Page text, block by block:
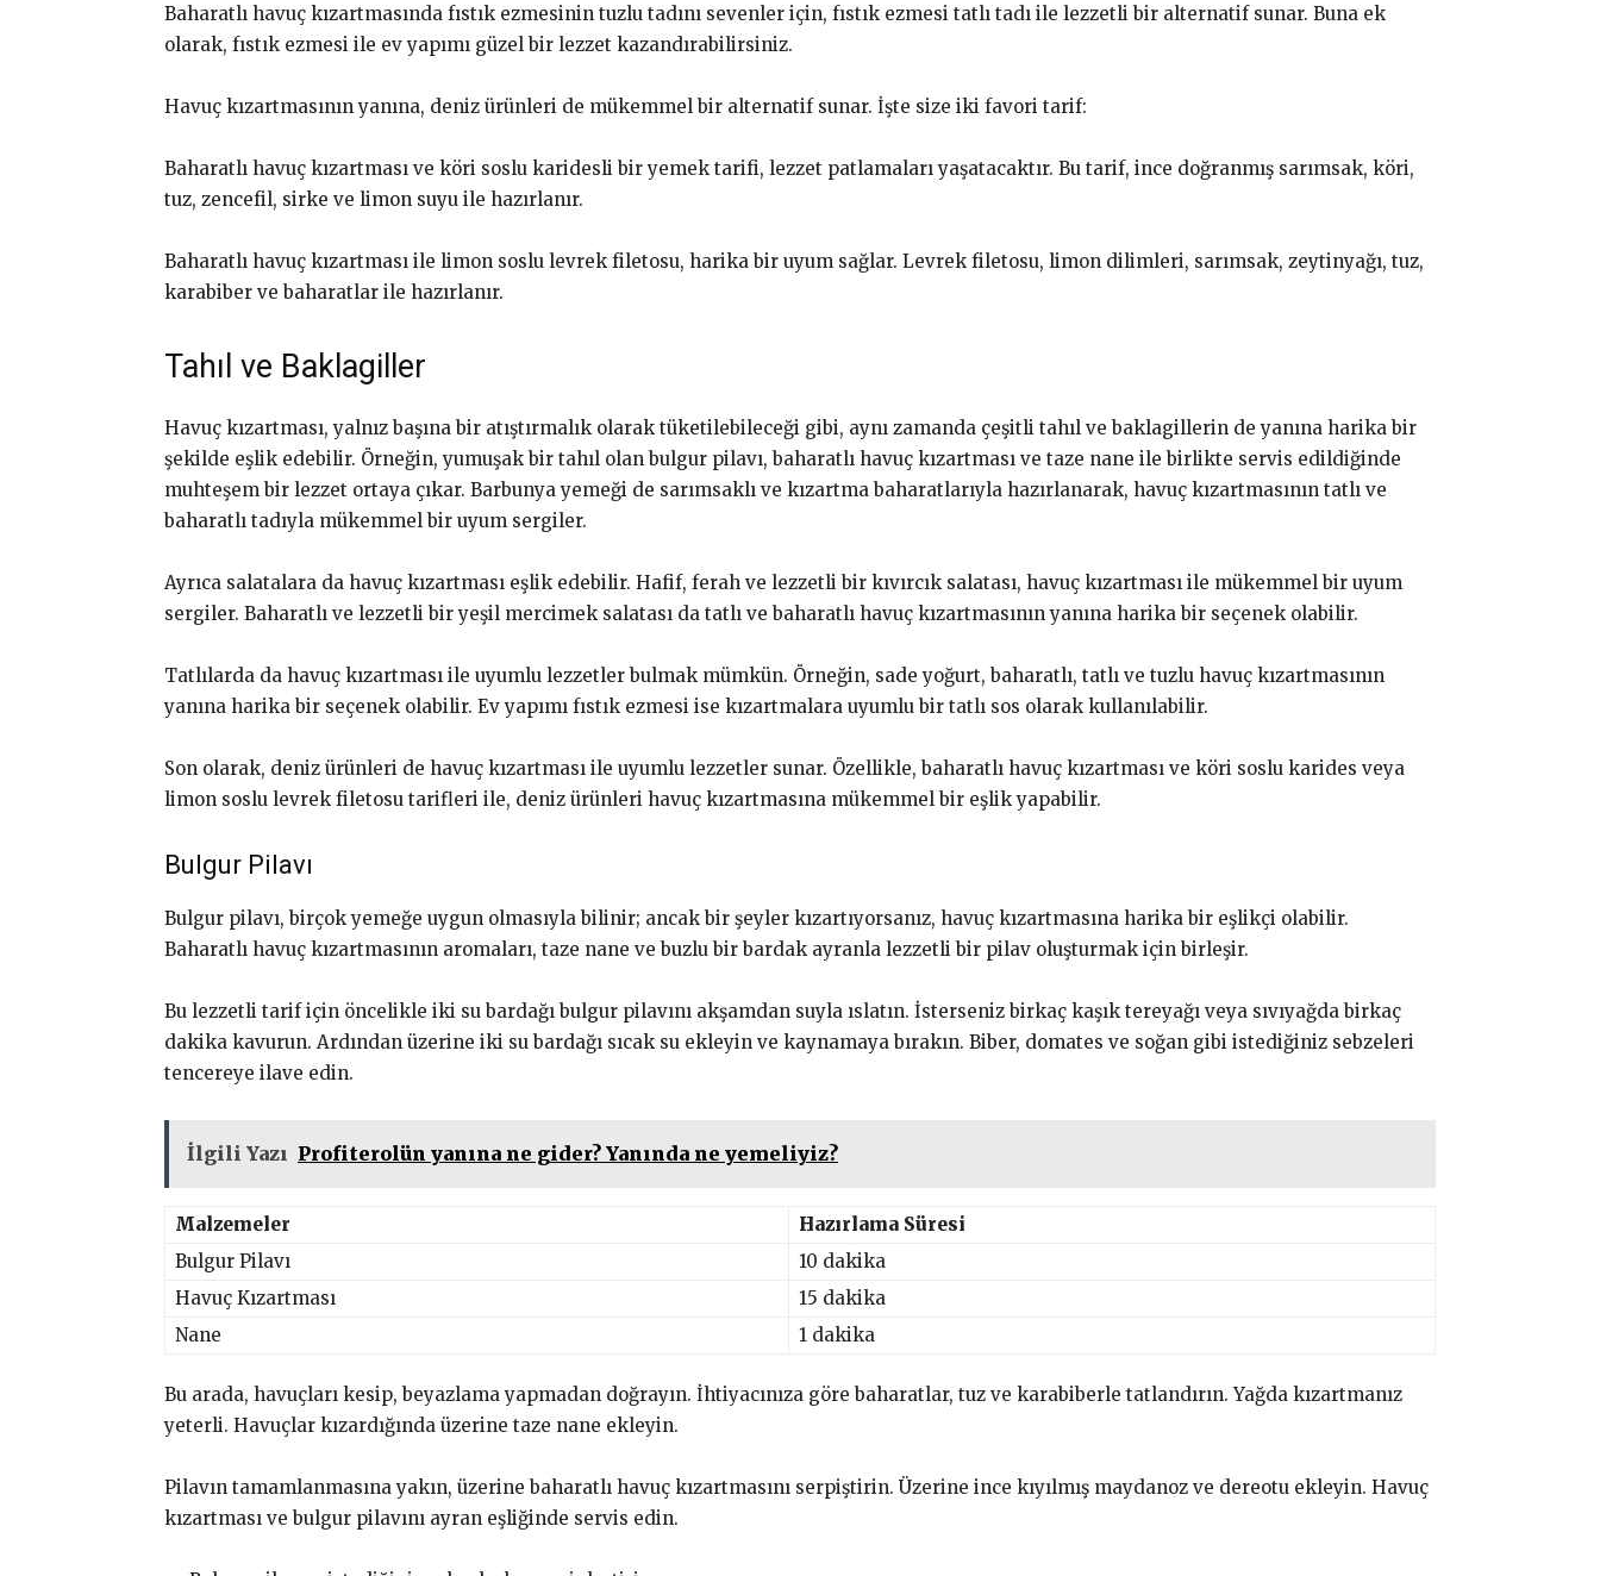
Baharatlı havuç kızartmasında fıstık ezmesinin tuzlu tadını sevenler için, fıstık ezmesi tatlı tadı ile lezzetli bir alternatif sunar. Buna ek
olarak, fıstık ezmesi ile ev yapımı güzel bir lezzet kazandırabilirsiniz.
Havuç kızartmasının yanına, deniz ürünleri de mükemmel bir alternatif sunar. İşte size iki favori tarif:
Baharatlı havuç kızartması ve köri soslu karidesli bir yemek tarifi, lezzet patlamaları yaşatacaktır. Bu tarif, ince doğranmış sarımsak, köri,
tuz, zencefil, sirke ve limon suyu ile hazırlanır.
Baharatlı havuç kızartması ile limon soslu levrek filetosu, harika bir uyum sağlar. Levrek filetosu, limon dilimleri, sarımsak, zeytinyağı, tuz,
karabiber ve baharatlar ile hazırlanır.
Tahıl ve Baklagiller
Havuç kızartması, yalnız başına bir atıştırmalık olarak tüketilebileceği gibi, aynı zamanda çeşitli tahıl ve baklagillerin de yanına harika bir
şekilde eşlik edebilir. Örneğin, yumuşak bir tahıl olan bulgur pilavı, baharatlı havuç kızartması ve taze nane ile birlikte servis edildiğinde
muhteşem bir lezzet ortaya çıkar. Barbunya yemeği de sarımsaklı ve kızartma baharatlarıyla hazırlanarak, havuç kızartmasının tatlı ve
baharatlı tadıyla mükemmel bir uyum sergiler.
Ayrıca salatalara da havuç kızartması eşlik edebilir. Hafif, ferah ve lezzetli bir kıvırcık salatası, havuç kızartması ile mükemmel bir uyum
sergiler. Baharatlı ve lezzetli bir yeşil mercimek salatası da tatlı ve baharatlı havuç kızartmasının yanına harika bir seçenek olabilir.
Tatlılarda da havuç kızartması ile uyumlu lezzetler bulmak mümkün. Örneğin, sade yoğurt, baharatlı, tatlı ve tuzlu havuç kızartmasının
yanına harika bir seçenek olabilir. Ev yapımı fıstık ezmesi ise kızartmalara uyumlu bir tatlı sos olarak kullanılabilir.
Son olarak, deniz ürünleri de havuç kızartması ile uyumlu lezzetler sunar. Özellikle, baharatlı havuç kızartması ve köri soslu karides veya
limon soslu levrek filetosu tarifleri ile, deniz ürünleri havuç kızartmasına mükemmel bir eşlik yapabilir.
Bulgur Pilavı
Bulgur pilavı, birçok yemeğe uygun olmasıyla bilinir; ancak bir şeyler kızartıyorsanız, havuç kızartmasına harika bir eşlikçi olabilir.
Baharatlı havuç kızartmasının aromaları, taze nane ve buzlu bir bardak ayranla lezzetli bir pilav oluşturmak için birleşir.
Bu lezzetli tarif için öncelikle iki su bardağı bulgur pilavını akşamdan suyla ıslatın. İsterseniz birkaç kaşık tereyağı veya sıvıyağda birkaç
dakika kavurun. Ardından üzerine iki su bardağı sıcak su ekleyin ve kaynamaya bırakın. Biber, domates ve soğan gibi istediğiniz sebzeleri
tencereye ilave edin.
İlgili Yazı Profiterolün yanına ne gider? Yanında ne yemeliyiz?
Malzemeler
Hazırlama Süresi
Bulgur Pilavı
10 dakika
Havuç Kızartması
15 dakika
Nane
1 dakika
Bu arada, havuçları kesip, beyazlama yapmadan doğrayın. İhtiyacınıza göre baharatlar, tuz ve karabiberle tatlandırın. Yağda kızartmanız
yeterli. Havuçlar kızardığında üzerine taze nane ekleyin.
Pilavın tamamlanmasına yakın, üzerine baharatlı havuç kızartmasını serpiştirin. Üzerine ince kıyılmış maydanoz ve dereotu ekleyin. Havuç
kızartması ve bulgur pilavını ayran eşliğinde servis edin.